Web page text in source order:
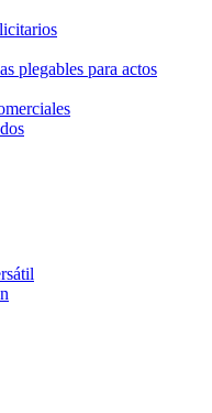
plegables para actos